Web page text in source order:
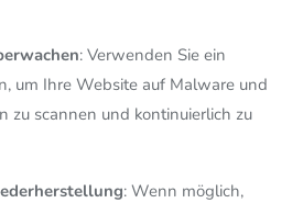
: Verwenden Sie ein
um Ihre Website auf Malware und
zu scannen und kontinuierlich zu
: Wenn möglich,